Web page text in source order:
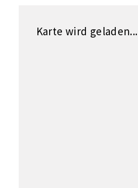
Karte wird geladen...